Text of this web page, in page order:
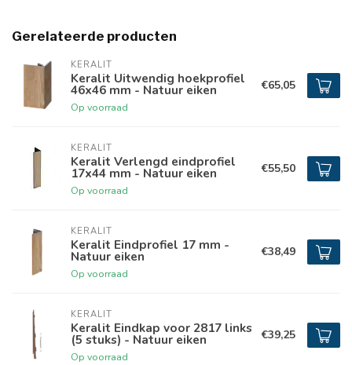
Gerelateerde producten
KERALIT
Keralit Uitwendig hoekprofiel
46x46 mm - Natuur eiken
Op voorraad
€65,05
KERALIT
Keralit Verlengd eindprofiel
17x44 mm - Natuur eiken
Op voorraad
€55,50
KERALIT
Keralit Eindprofiel 17 mm -
Natuur eiken
Op voorraad
€38,49
KERALIT
Keralit Eindkap voor 2817 links
(5 stuks) - Natuur eiken
Op voorraad
€39,25